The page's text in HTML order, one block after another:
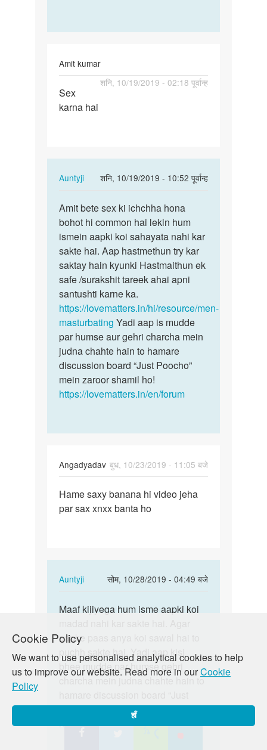
Cookie Policy
We want to use personalised analytical cookies to help
us to improve our website. Read more in ourCookie
Policy
हाँ
Amit kumar
शनि, 10/19/2019 - 02:18 पूर्वान्ह
Sex
karna
Sex
karna hai
Auntyji
शनि, 10/19/2019 - 10:52 पूर्वान्ह
In
to
Sex
karna
hai
by
Amit
kumar
Amit
bete
sex
ki
ichchha…
Amit bete sex ki ichchha hona
bohot hi common hai lekin hum
ismein aapki koi sahayata nahi kar
sakte hai. Aap hastmethun try kar
saktay hain kyunki Hastmaithun ek
safe /surakshit tareek ahai apni
santushti karne ka.
https://lovematters.in/hi/resource/men-
masturbating Yadi aap is mudde
par humse aur gehri charcha mein
judna chahte hain to hamare
discussion board “Just Poocho”
mein zaroor shamil ho!
https://lovematters.in/en/forum
Angadyadav बुध, 10/23/2019 - 11:05 बजे
Hame
saxy
Hame saxy banana hi video jeha
par sax xnxx banta ho
Auntyji
सोम, 10/28/2019 - 04:49 बजे
In
to
hi
video…
Angadyadav
Maaf
hum
aapki…
Maaf kijiyega hum isme aapki koi
aapke paas anya koi sawal hai to
puchh sakte hai. Yadi aap kisi
bhee mudde par humse gehri
charcha mein judna chahte hain to
Poocho” mein zaroor shamil ho!
https://lovematters.in/en/forum